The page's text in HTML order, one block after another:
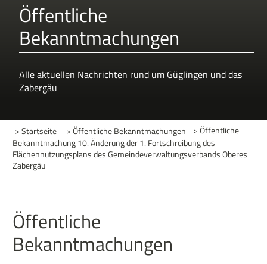
Öffentliche
Bekanntmachungen
Alle aktuellen Nachrichten rund um Güglingen und das
Zabergäu
> Startseite > Öffentliche Bekanntmachungen >Öffentliche
Bekanntmachung 10. Änderung der 1. Fortschreibung des
Flächennutzungsplans des Gemeindeverwaltungsverbands Oberes
Zabergäu
Öffentliche
Bekanntmachungen